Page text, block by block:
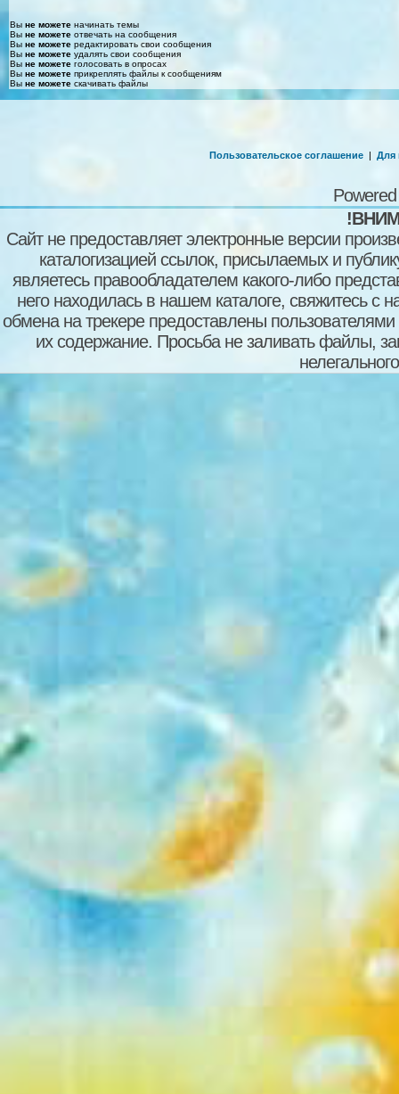
Вы не можете начинать темы
Вы не можете отвечать на сообщения
Вы не можете редактировать свои сообщения
Вы не можете удалять свои сообщения
Вы не можете голосовать в опросах
Вы не можете прикреплять файлы к сообщениям
Вы не можете скачивать файлы
Пользовательское соглашение | Для
Сайт не предоставляет электронные версии
каталогизацией ссылок, присылаемых и
являетесь правообладателем какого-либо
него находилась в нашем каталоге, свяжитесь
обмена на трекере предоставлены пользователями
их содержание. Просьба не заливать файлы,